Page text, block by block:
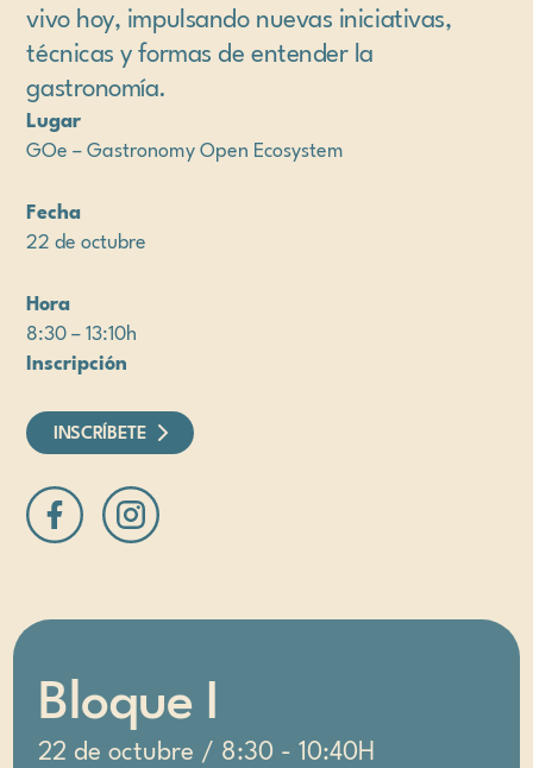
vivo hoy, impulsando nuevas iniciativas,
técnicas y formas de entender la
gastronomía.
Lugar
GOe – Gastronomy Open Ecosystem
Fecha
22 de octubre
Hora
8:30 – 13:10h
Inscripción
INSCRÍBETE
Bloque I
22 de octubre / 8:30 - 10:40H